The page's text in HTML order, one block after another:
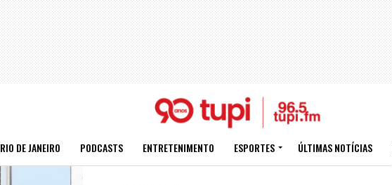
RIO DE JANEIRO PODCASTS ENTRETENIMENTO ESPORTES ÚLTIMAS NOTÍCIAS